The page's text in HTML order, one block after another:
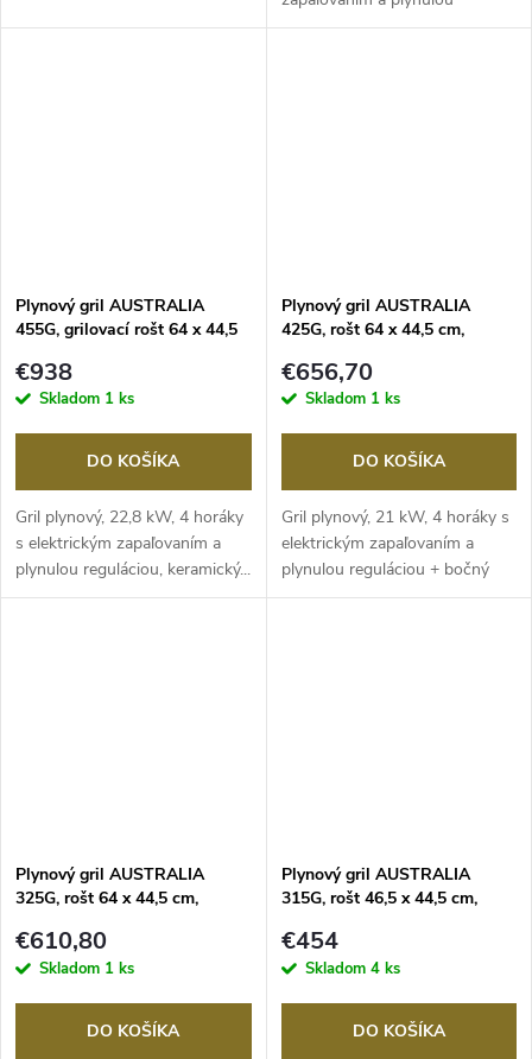
reguláciou +...
Plynový gril AUSTRALIA
455G, grilovací rošt 64 x 44,5
OUTDOORCHEF
€938
Skladom 1 ks
DO KOŠÍKA
Gril plynový, 22,8 kW, 4 horáky
s elektrickým zapaľovaním a
plynulou reguláciou, keramický...
Plynový gril AUSTRALIA
425G, rošt 64 x 44,5 cm,
€656,70
Skladom 1 ks
DO KOŠÍKA
Gril plynový, 21 kW, 4 horáky s
elektrickým zapaľovaním a
plynulou reguláciou + bočný
horák,...
Plynový gril AUSTRALIA
325G, rošt 64 x 44,5 cm,
€610,80
Skladom 1 ks
DO KOŠÍKA
Plynový gril AUSTRALIA
315G, rošt 46,5 x 44,5 cm,
€454
Skladom 4 ks
DO KOŠÍKA